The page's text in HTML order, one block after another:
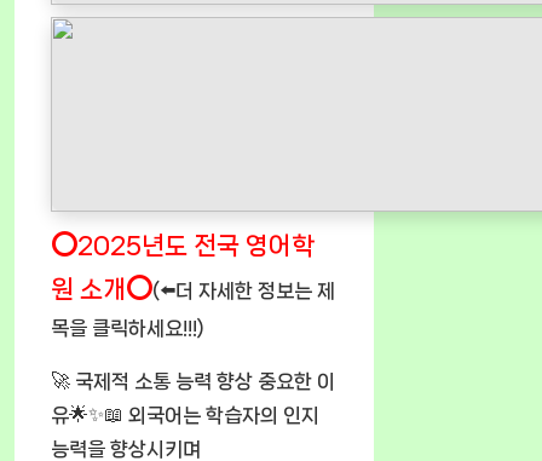
⭕2025년도 전국 영어학
원 소개⭕(⬅️더 자세한 정보는 제
목을 클릭하세요!!!)
🚀 국제적 소통 능력 향상 중요한 이
유🌟✨📖 외국어는 학습자의 인지
능력을 향상시키며